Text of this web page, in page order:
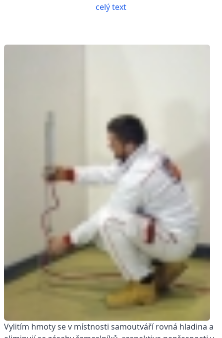
celý text
Vylitím hmoty se v místnosti samoutváří rovná hladina a